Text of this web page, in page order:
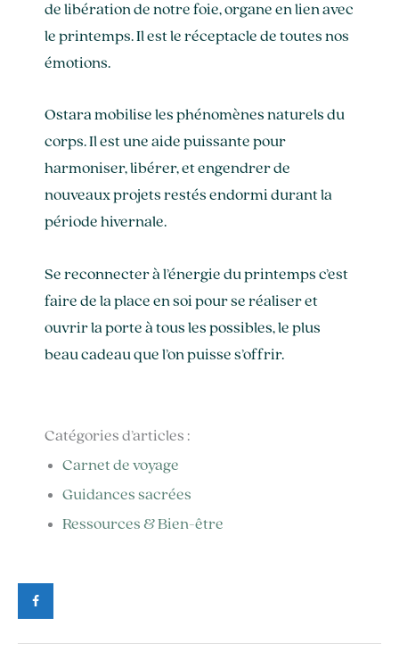
de libération de notre foie, organe en lien avec
le printemps. Il est le réceptacle de toutes nos
émotions.
Ostara mobilise les phénomènes naturels du
corps. Il est une aide puissante pour
harmoniser, libérer, et engendrer de
nouveaux projets restés endormi durant la
période hivernale.
Se reconnecter à l’énergie du printemps c’est
faire de la place en soi pour se réaliser et
ouvrir la porte à tous les possibles, le plus
beau cadeau que l’on puisse s’offrir.
Catégories d’articles :
Carnet de voyage
Guidances sacrées
Ressources & Bien-être